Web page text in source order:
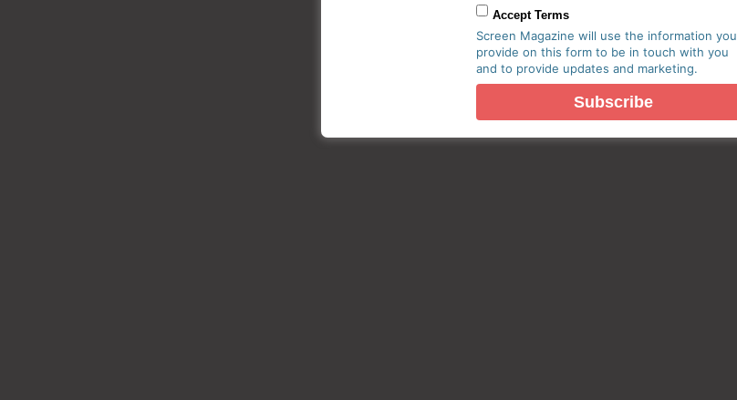
Accept Terms
Screen Magazine will use the information you
provide on this form to be in touch with you
and to provide updates and marketing.